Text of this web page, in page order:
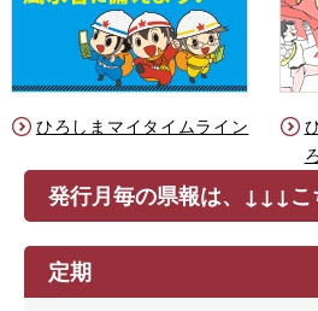
ひろしまマイタイムライン
発行月毎の県報は、↓↓↓
定期